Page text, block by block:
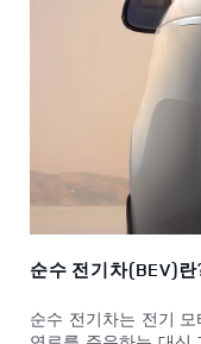
순수 전기차(BEV)란
순수 전기차는 전기